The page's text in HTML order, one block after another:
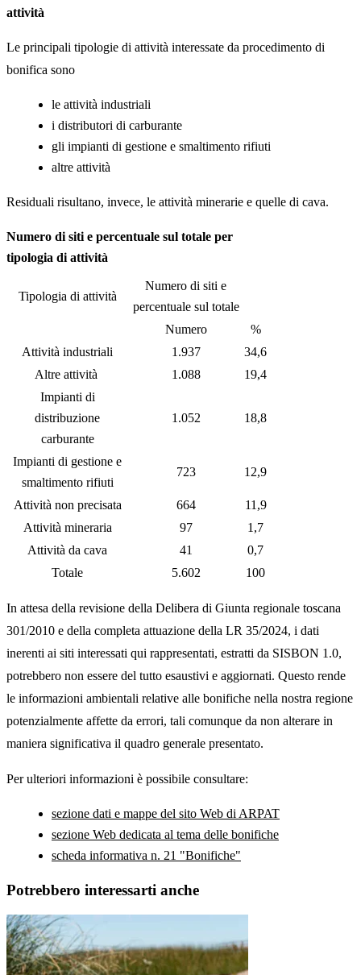
attività
Le principali tipologie di attività interessate da procedimento di
bonifica sono
le attività industriali
i distributori di carburante
gli impianti di gestione e smaltimento rifiuti
altre attività
Residuali risultano, invece, le attività minerarie e quelle di cava.
Numero di siti e percentuale sul totale per
tipologia di attività
Tipologia di attività
Numero di siti e
percentuale sul totale
Numero
%
Attività industriali
1.937
34,6
Altre attività
1.088
19,4
Impianti di
distribuzione
carburante
1.052 18,8
Impianti di gestione e
smaltimento rifiuti
723 12,9
Attività non precisata 664
11,9
Attività mineraria
97
1,7
Attività da cava
41
0,7
Totale
5.602 100
In attesa della revisione della Delibera di Giunta regionale toscana
301/2010 e della completa attuazione della LR 35/2024, i dati
inerenti ai siti interessati qui rappresentati, estratti da SISBON 1.0,
potrebbero non essere del tutto esaustivi e aggiornati. Questo rende
le informazioni ambientali relative alle bonifiche nella nostra regione
potenzialmente affette da errori, tali comunque da non alterare in
maniera significativa il quadro generale presentato.
Per ulteriori informazioni è possibile consultare:
sezione dati e mappe del sito Web di ARPAT
sezione Web dedicata al tema delle bonifiche
scheda informativa n. 21 "Bonifiche"
Potrebbero interessarti anche